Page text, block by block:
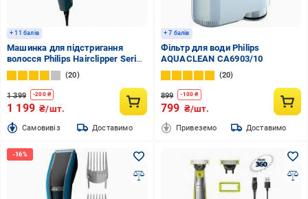
+ 11 балів
Машинка для підстригання
волосся Philips Hairclipper Series
3000 HC3505/15
20
1 399 -200₴
1 199 ₴/шт.
Cамовивіз Доставимо
+ 7 балів
Фільтр для води Philips
AQUACLEAN CA6903/10
20
899 -100 ₴
799 ₴/шт.
Привеземо Доставимо